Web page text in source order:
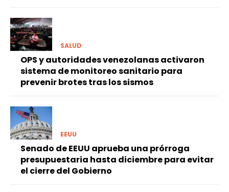
SALUD
OPS y autoridades venezolanas activaron
sistema de monitoreo sanitario para
prevenir brotes tras los sismos
EEUU
Senado de EEUU aprueba una prórroga
presupuestaria hasta diciembre para evitar
el cierre del Gobierno